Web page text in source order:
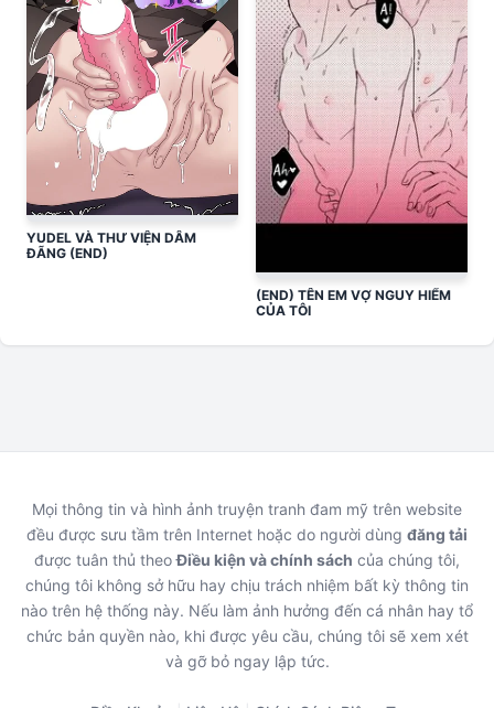
YUDEL VÀ THƯ VIỆN DÂM
ĐÃNG (END)
(END) TÊN EM VỢ NGUY HIỂM
CỦA TÔI
Mọi thông tin và hình ảnh truyện tranh đam mỹ trên website
đều được sưu tầm trên Internet hoặc do người dùng đăng tải
được tuân thủ theoĐiều kiện và chính sách của chúng tôi,
chúng tôi không sở hữu hay chịu trách nhiệm bất kỳ thông tin
nào trên hệ thống này. Nếu làm ảnh hưởng đến cá nhân hay tổ
chức bản quyền nào, khi được yêu cầu, chúng tôi sẽ xem xét
và gỡ bỏ ngay lập tức.